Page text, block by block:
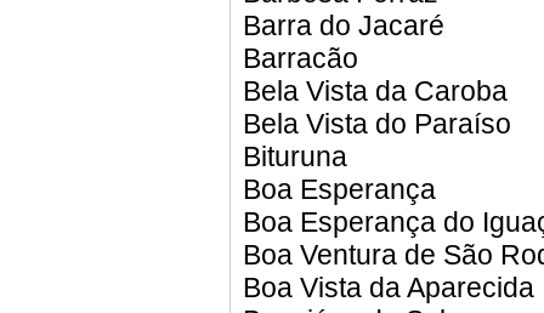
Barra do Jacaré
Barracão
Bela Vista da Caroba
Bela Vista do Paraíso
Bituruna
Boa Esperança
Boa Esperança do
Boa Ventura de São
Boa Vista da Aparecida